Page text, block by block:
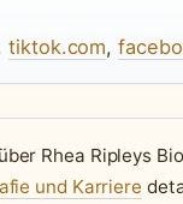
tiktok.com,
Rhea Ripleys
und Karriere